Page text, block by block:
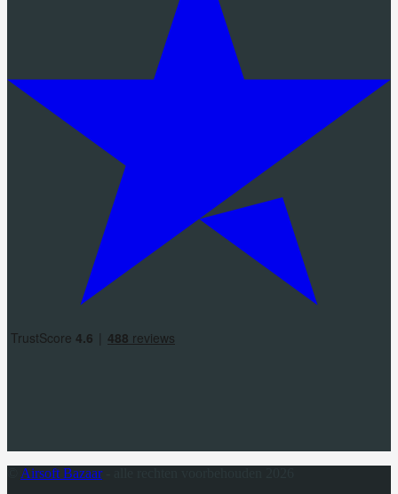
Airsoft Bazaar- alle rechten voorbehouden 2026